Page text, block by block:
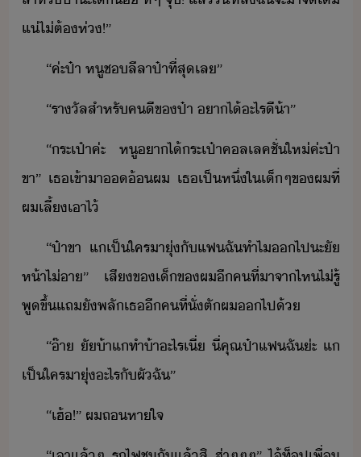
แ่​ไ่ต้​ห่​!​”
“​ค่ะ​ป๋า​ ​หู​ช​ลีลา​ป๋า​ที่สุ​เล​”
“​ราัล​สำหรั​คี​ข​ป๋า​ ​าไ้​ะไร​ี​้า​”
“​ระเป๋า​ค่ะ​ ​หู​าไ้​ระเป๋า​คลเลคชั่​ให่​ค่ะ​ป๋า​
ขา​”​ ​เธ​เข้าา​้​ผ​ ​เธ​เป็หึ่​ใ​เ็​ๆ​ข​ผ​ที่​
ผ​เลี้​เาไ้​
“​ป๋า​ขา​ ​แ​เป็​ใคร​าุ​่​ั​แฟ​ฉัทำ​ไ​​ไป​ะั​
ห้าไ่า​”​ ​เสี​ข​เ็​ข​ผ​ี​คที​่​าจา​ไห​ไ่รู้​
พู​ขึ้​แถ​ั​พลั​เธ​ี​คที​่​ั่​ตั​ผ​​ไป​้
“​๊า​ ั​้า​แ​ทำ​้า​ะไร​เี่​ ​ี่​คุณ​ป๋า​แฟ​ฉั​่ะ​ ​แ​
เป็​ใคร​าุ​่​ะ​ไร​ั​ผั​ฉั​”​
“​เฮ้​!​”​ ​ผ​ถหาใจ